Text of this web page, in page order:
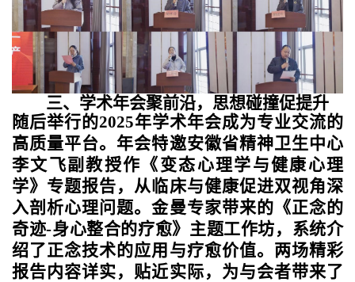
三、学术年会聚前沿，思想碰撞促提升
随后举行的2025年学术年会成为专业交流的
高质量平台。年会特邀安徽省精神卫生中心
李文飞副教授作《变态心理学与健康心理
学》专题报告，从临床与健康促进双视角深
入剖析心理问题。金曼专家带来的《正念的
奇迹-身心整合的疗愈》主题工作坊，系统介
绍了正念技术的应用与疗愈价值。两场精彩
报告内容详实，贴近实际，为与会者带来了